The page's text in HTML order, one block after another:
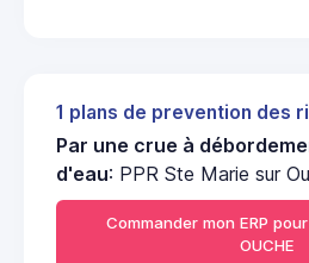
1 plans de prevention des
Par une crue à
d'eau: PPR Ste Marie sur
Commander mon ERP pour
OUCHE